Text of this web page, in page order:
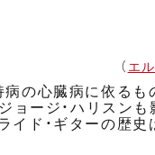
（ エ
の心臓病に依るも
ョージ・ハリスンも
ド・ギターの歴史